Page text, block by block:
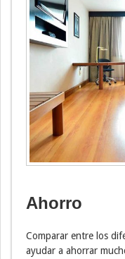
Ahorro
Comparar entre los
ayudar a ahorrar